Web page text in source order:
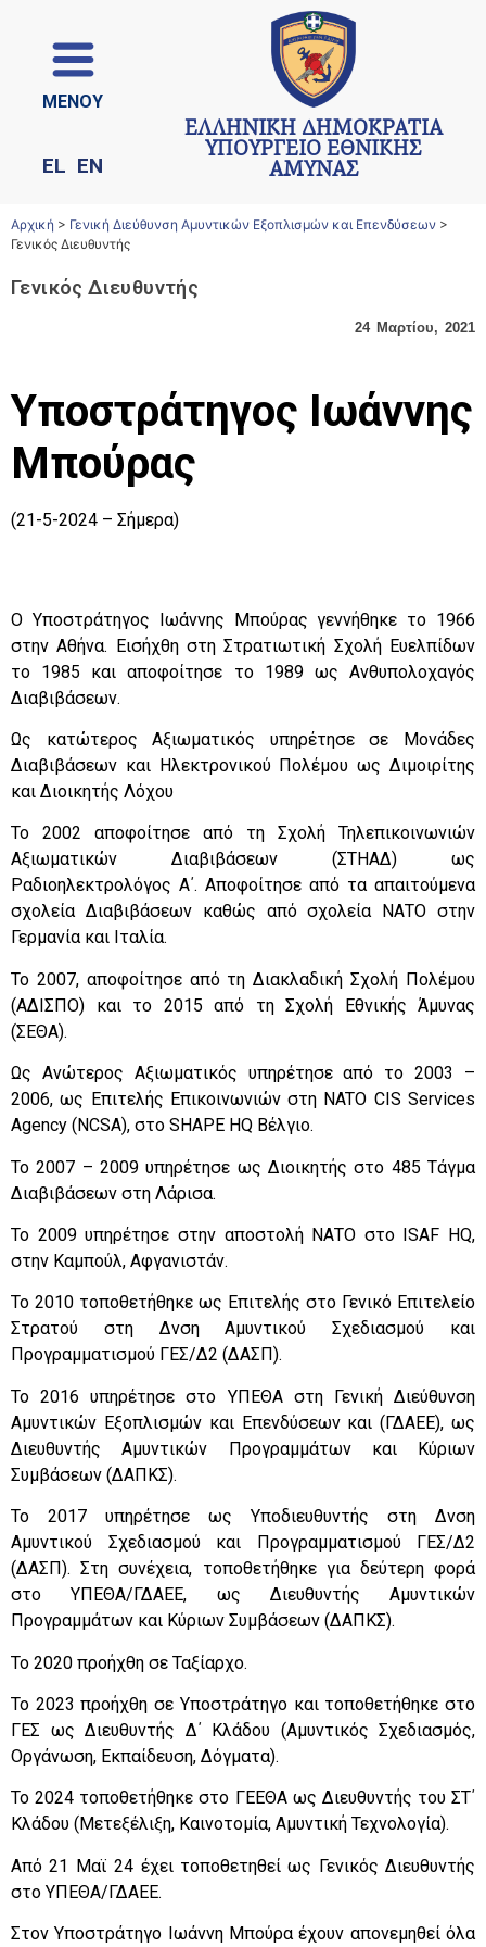
ΜΕΝΟΥ
EL EN
ΕΛΛΗΝΙΚΗ ΔΗΜΟΚΡΑΤΙΑ
ΥΠΟΥΡΓΕΙΟ ΕΘΝΙΚΗΣ
ΑΜΥΝΑΣ
Αρχική > Γενική Διεύθυνση Αμυντικών Εξοπλισμών και Επενδύσεων >
Γενικός Διευθυντής
Γενικός Διευθυντής
24 Μαρτίου, 2021
Υποστράτηγος Ιωάννης
Μπούρας
(21-5-2024 – Σήμερα)
Ο Υποστράτηγος Ιωάννης Μπούρας γεννήθηκε το 1966
στην Αθήνα. Εισήχθη στη Στρατιωτική Σχολή Ευελπίδων
το 1985 και αποφοίτησε το 1989 ως Ανθυπολοχαγός
Διαβιβάσεων.
Ως κατώτερος Αξιωματικός υπηρέτησε σε Μονάδες
Διαβιβάσεων και Ηλεκτρονικού Πολέμου ως Διμοιρίτης
και Διοικητής Λόχου
Το 2002 αποφοίτησε από τη Σχολή Τηλεπικοινωνιών
Αξιωματικών Διαβιβάσεων (ΣΤΗΑΔ) ως
Ραδιοηλεκτρολόγος Α΄. Αποφοίτησε από τα απαιτούμενα
σχολεία Διαβιβάσεων καθώς από σχολεία ΝΑΤΟ στην
Γερμανία και Ιταλία.
Το 2007, αποφοίτησε από τη Διακλαδική Σχολή Πολέμου
(ΑΔΙΣΠΟ) και το 2015 από τη Σχολή Εθνικής Άμυνας
(ΣΕΘΑ).
Ως Ανώτερος Αξιωματικός υπηρέτησε από το 2003 –
2006, ως Επιτελής Επικοινωνιών στη NATO CIS Services
Agency ( NCSA), στο SHAPE HQ Βέλγιο.
Το 2007 – 2009 υπηρέτησε ως Διοικητής στο 485 Τάγμα
Διαβιβάσεων στη Λάρισα.
Το 2009 υπηρέτησε στην αποστολή ΝΑΤΟ στο ISAF HQ,
στην Καμπούλ, Αφγανιστάν.
Το 2010 τοποθετήθηκε ως Επιτελής στο Γενικό Επιτελείο
Στρατού στη Δνση Αμυντικού Σχεδιασμού και
Προγραμματισμού ΓΕΣ/Δ2 (ΔΑΣΠ).
Το 2016 υπηρέτησε στο ΥΠΕΘΑ στη Γενική Διεύθυνση
Αμυντικών Εξοπλισμών και Επενδύσεων και (ΓΔΑΕΕ), ως
Διευθυντής Αμυντικών Προγραμμάτων και Κύριων
Συμβάσεων (ΔΑΠΚΣ).
Το 2017 υπηρέτησε ως Υποδιευθυντής στη Δνση
Αμυντικού Σχεδιασμού και Προγραμματισμού ΓΕΣ/Δ2
(ΔΑΣΠ). Στη συνέχεια, τοποθετήθηκε για δεύτερη φορά
στο ΥΠΕΘΑ/ΓΔΑΕΕ, ως Διευθυντής Αμυντικών
Προγραμμάτων και Κύριων Συμβάσεων (ΔΑΠΚΣ).
Το 2020 προήχθη σε Ταξίαρχο.
Το 2023 προήχθη σε Υποστράτηγο και τοποθετήθηκε στο
ΓΕΣ ως Διευθυντής Δ΄ Κλάδου (Αμυντικός Σχεδιασμός,
Οργάνωση, Εκπαίδευση, Δόγματα).
Το 2024 τοποθετήθηκε στο ΓΕΕΘΑ ως Διευθυντής του ΣΤ΄
Κλάδου (Μετεξέλιξη, Καινοτομία, Αμυντική Τεχνολογία).
Από 21 Μαϊ 24 έχει τοποθετηθεί ως Γενικός Διευθυντής
στο ΥΠΕΘΑ/ΓΔΑΕΕ.
Στον Υποστράτηγο Ιωάννη Μπούρα έχουν απονεμηθεί όλα